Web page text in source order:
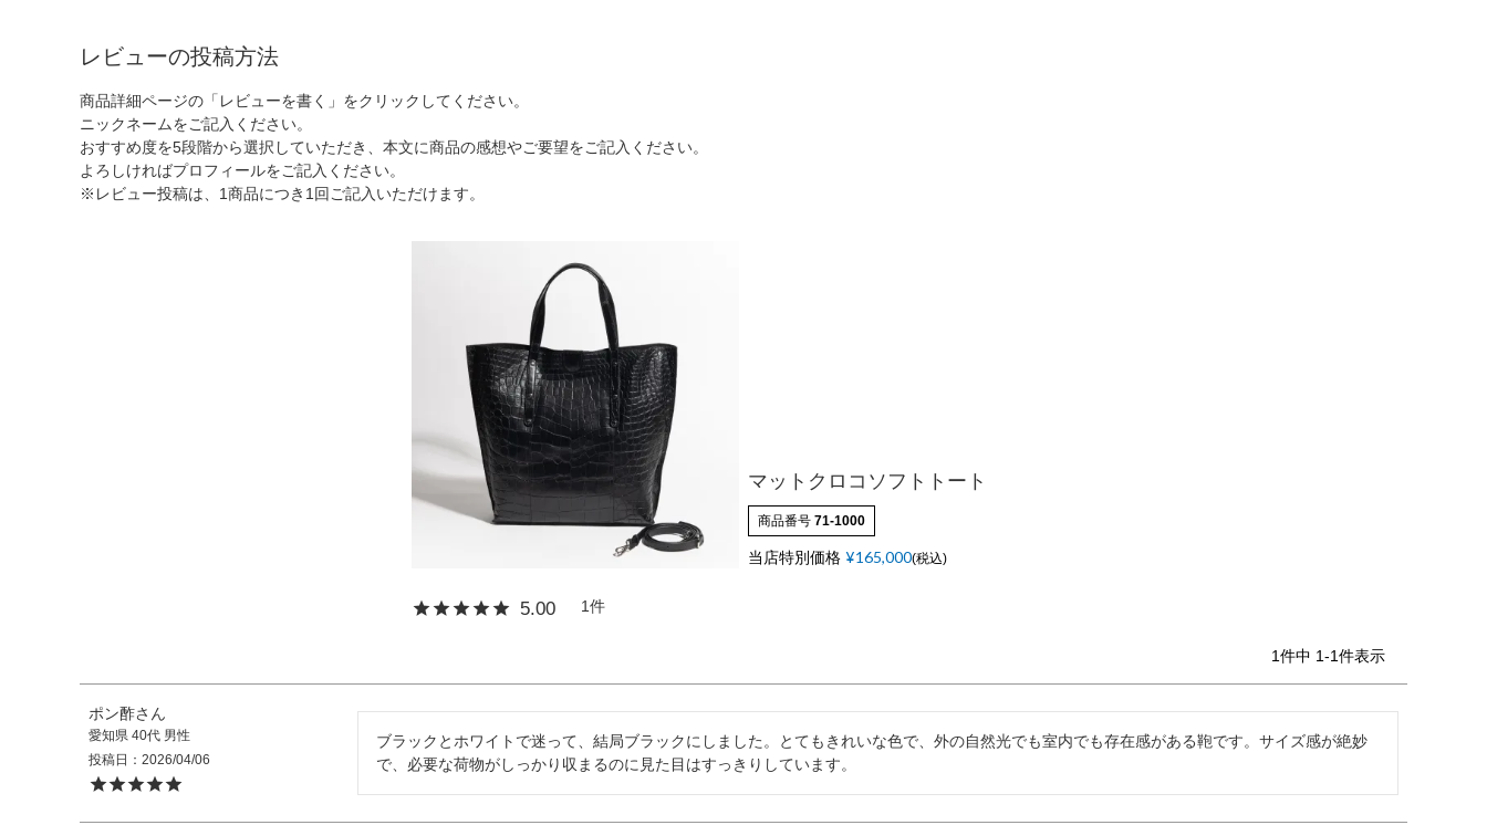
トートバッグ
ショルダーバッグ
リュックサック
カードケース
ラウンド財布
トピックス
特定商取引法に基づく表示
FOLLOW US
レビューの投稿方法
商品詳細ページの「レビューを書く」をクリックしてください。
ニックネームをご記入ください。
おすすめ度を5段階から選択していただき、本文に商品の感想やご要望をご記入ください。
よろしければプロフィールをご記入ください。
※レビュー投稿は、1商品につき1回ご記入いただけます。
マットクロコソフトトート
商品番号 71-1000
当店特別価格 ¥165,000 税込
5.00 1
1件中 1-1件表示
ポン酢
愛知県 40代 男性
投稿日
2026/04/06
ブラックとホワイトで迷って、結局ブラックにしました。とてもきれいな色で、外の自然光でも室内でも存在感がある鞄です。サイズ感が絶妙
で、必要な荷物がしっかり収まるのに見た目はすっきりしています。